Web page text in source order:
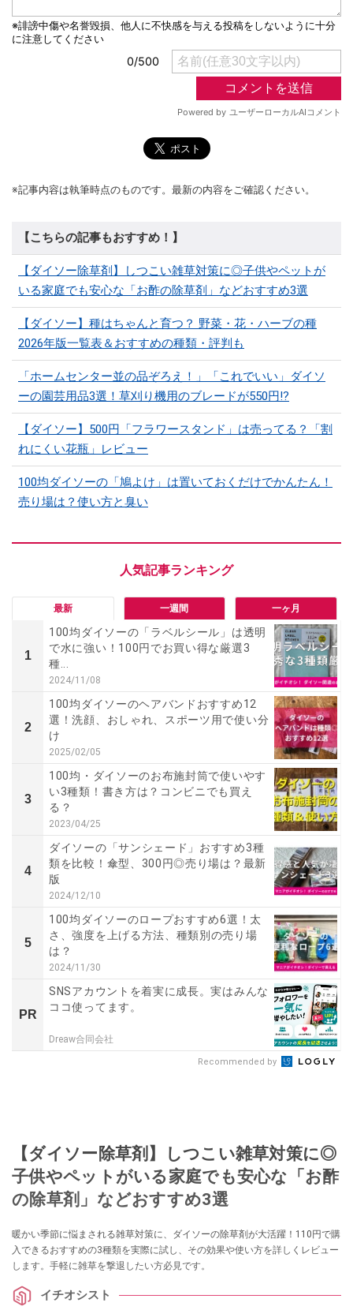
※記事内容は執筆時点のものです。最新の内容をご確認ください。
【こちらの記事もおすすめ！】
【ダイソー除草剤】しつこい雑草対策に◎子供やペットが
いる家庭でも安心な「お酢の除草剤」などおすすめ3選
【ダイソー】種はちゃんと育つ？ 野菜・花・ハーブの種
2026年版一覧表＆おすすめの種類・評判も
「ホームセンター並の品ぞろえ！」「これでいい」ダイソ
ーの園芸用品3選！草刈り機用のブレードが550円!?
【ダイソー】500円「フラワースタンド」は売ってる？「割
れにくい花瓶」レビュー
100均ダイソーの「鳩よけ」は置いておくだけでかんたん！
売り場は？使い方と臭い
最新 一週間 一ヶ月
1
100均ダイソーの「ラベルシール」は透明
で水に強い！100円でお買い得な厳選3
種...
2024/11/08
2
100均ダイソーのヘアバンドおすすめ12
選！洗顔、おしゃれ、スポーツ用で使い分
け
2025/02/05
3
100均・ダイソーのお布施封筒で使いやす
い3種類！書き方は？コンビニでも買え
る？
2023/04/25
4
ダイソーの「サンシェード」おすすめ3種
類を比較！傘型、300円◎売り場は？最新
版
2024/12/10
5
100均ダイソーのロープおすすめ6選！太
さ、強度を上げる方法、種類別の売り場
は？
2024/11/30
PR
SNSアカウントを着実に成長。実はみんな
ココ使ってます。
Dreaw合同会社
Recommended by
【ダイソー除草剤】しつこい雑草対策に◎
子供やペットがいる家庭でも安心な「お酢
の除草剤」などおすすめ3選
暖かい季節に悩まされる雑草対策に、ダイソーの除草剤が大活躍！110円で購
入できるおすすめの3種類を実際に試し、その効果や使い方を詳しくレビュー
します。手軽に雑草を撃退したい方必見です。
イチオシスト